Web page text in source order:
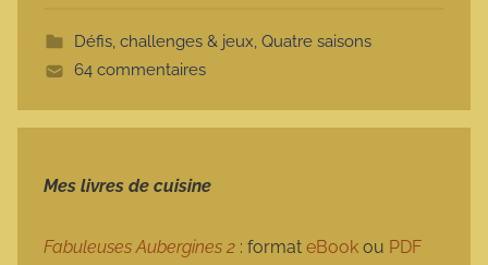
Défis, challenges & jeux, Quatre saisons
64 commentaires
Mes livres de cuisine
Fabuleuses Aubergines 2 : format eBook ou PDF